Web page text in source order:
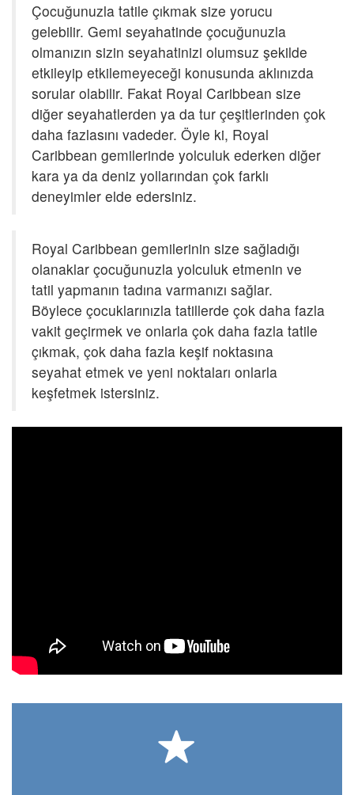
Bölgeler
Çocuğunuzla tatile çıkmak size yorucu
gelebilir. Gemi seyahatinde çocuğunuzla
olmanızın sizin seyahatinizi olumsuz şekilde
etkileyip etkilemeyeceği konusunda aklınızda
sorular olabilir. Fakat Royal Caribbean size
diğer seyahatlerden ya da tur çeşitlerinden çok
daha fazlasını vadeder. Öyle ki, Royal
Caribbean gemilerinde yolculuk ederken diğer
kara ya da deniz yollarından çok farklı
deneyimler elde edersiniz.
Royal Caribbean gemilerinin size sağladığı
olanaklar çocuğunuzla yolculuk etmenin ve
tatil yapmanın tadına varmanızı sağlar.
Böylece çocuklarınızla tatillerde çok daha fazla
vakit geçirmek ve onlarla çok daha fazla tatile
çıkmak, çok daha fazla keşif noktasına
seyahat etmek ve yeni noktaları onlarla
keşfetmek istersiniz.